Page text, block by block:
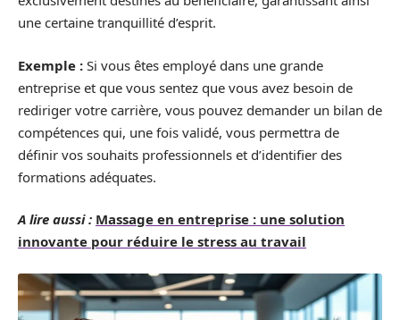
une certaine tranquillité d’esprit.
Exemple : Si vous êtes employé dans une grande
entreprise et que vous sentez que vous avez besoin de
rediriger votre carrière, vous pouvez demander un bilan de
compétences qui, une fois validé, vous permettra de
définir vos souhaits professionnels et d’identifier des
formations adéquates.
A lire aussi : Massage en entreprise : une solution
innovante pour réduire le stress au travail